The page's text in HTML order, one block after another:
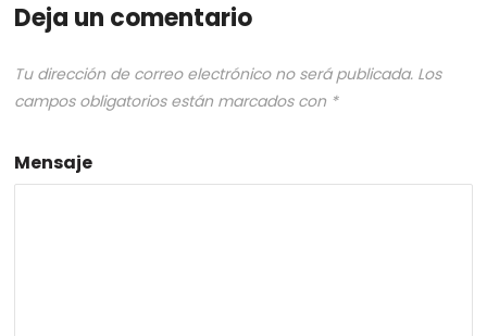
Deja un comentario
Tu dirección de correo electrónico no será publicada. Los
campos obligatorios están marcados con *
Mensaje